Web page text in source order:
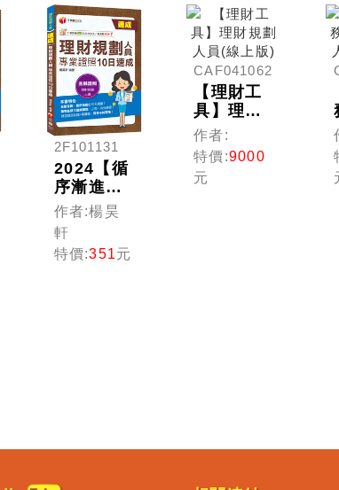
2F101131
2024【循
序漸進的
10日規
劃】理財
規劃人員
專業證照
作者:楊昊
軒
特價:351元
CAF041062
【理財工
具】理財
規劃人員
(線上版)
作者:
特價:9000
元